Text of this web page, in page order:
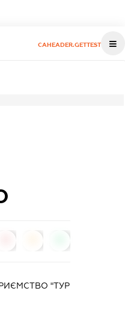
CAHEADER.GETTEST
"ТУР